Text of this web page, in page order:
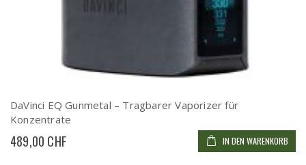
DaVinci EQ Gunmetal – Tragbarer Vaporizer für
Konzentrate
489,00 CHF IN DEN WARENKORB